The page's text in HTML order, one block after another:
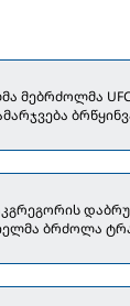
მებრძოლმა
ბრძოლა